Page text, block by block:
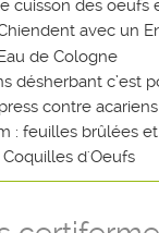
cuisson des oeufs
avec un
de Cologne
désherbant c’est
contre
: feuilles brûlées
d'Oeufs